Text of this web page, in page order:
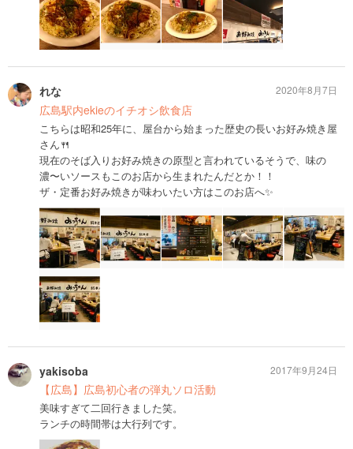
れな
広島駅内ekieのイチオシ飲食店
こちらは昭和25年に、屋台から始まった歴史の長いお好み焼き屋
さん🍴
現在のそば入りお好み焼きの原型と言われているそうで、味の
濃〜いソースもこのお店から生まれたんだとか！！
ザ・定番お好み焼きが味わいたい方はこのお店へ✨
2020年8月7日
yakisoba
【広島】広島初心者の弾丸ソロ活動
美味すぎて二回行きました笑。
ランチの時間帯は大行列です。
2017年9月24日